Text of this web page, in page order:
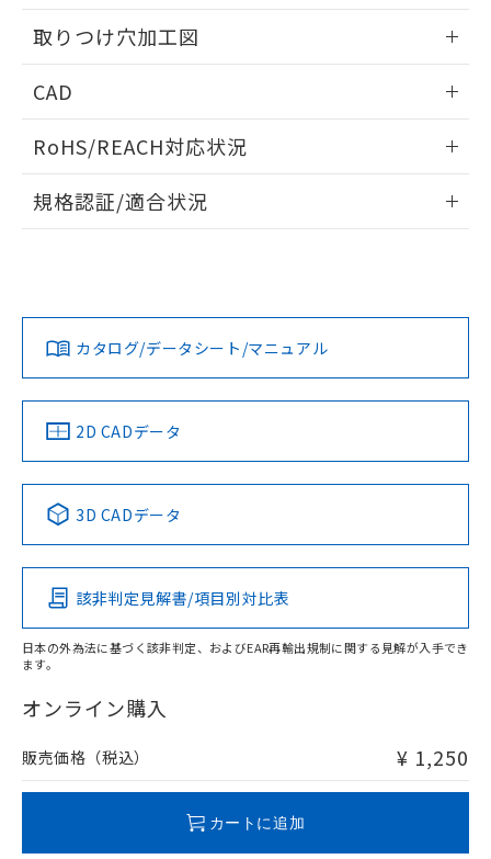
取りつけ穴加工図
CAD
ドすることができます。
ログイン/会員登録
ダウンロードデータをご利用いただく前に、以下を必ずお読
みください。
ソフトウェアの使用条件
RoHS/REACH対応状況
EU RoHS 注意事項・凡例
対応済み
中国 RoHS 注意事項・凡例
Pb Hg Cd Cr(VI)
O
在庫等で未対応品が混在する可能性があります。
問い合わせください。
規格認証/適合状況
LR型式承認
（イギリス
船舶規格）
DNV型式承認
（ノルウェー
BV型式承認
（フランス
KR型式
（韓国
No No No No
この製品の規格認証/適合状況ページへ
その他の認証はこちらのページからご検索ください
カタログ/データシート/マニュアル
2D CADデータ
3D CADデータ
該非判定見解書/項目別対比表
日本の外為法に基づく該非判定、およびEAR再輸出規制に関する見解が入手でき
ます。
オンライン購入
販売価格（税込） ¥ 1,250
カートに追加
※当社の共同利用者とは、
の共同利用に関して"
の「1.共同利
EU RoHS指令（10物質）の非含有証明書
ものではありません。
また、RoHS指令のフタル酸エステル類４
物質の対応では、対応完了までの期間は出
荷製品に未対応品が混在することから備考
欄に対応日を記載しておりました。